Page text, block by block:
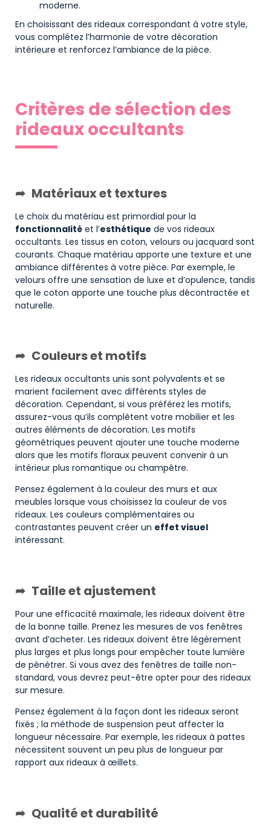
moderne.
En choisissant des rideaux correspondant à votre style,
vous complétez l’harmonie de votre décoration
intérieure et renforcez l’ambiance de la pièce.
Critères de sélection des
rideaux occultants
Matériaux et textures
Le choix du matériau est primordial pour la
fonctionnalité et l’esthétique de vos rideaux
occultants. Les tissus en coton, velours ou jacquard sont
courants. Chaque matériau apporte une texture et une
ambiance différentes à votre pièce. Par exemple, le
velours offre une sensation de luxe et d’opulence, tandis
que le coton apporte une touche plus décontractée et
naturelle.
Couleurs et motifs
Les rideaux occultants unis sont polyvalents et se
marient facilement avec différents styles de
décoration. Cependant, si vous préférez les motifs,
assurez-vous qu’ils complètent votre mobilier et les
autres éléments de décoration. Les motifs
géométriques peuvent ajouter une touche moderne
alors que les motifs floraux peuvent convenir à un
intérieur plus romantique ou champêtre.
Pensez également à la couleur des murs et aux
meubles lorsque vous choisissez la couleur de vos
rideaux. Les couleurs complémentaires ou
contrastantes peuvent créer un effet visuel
intéressant.
Taille et ajustement
Pour une efficacité maximale, les rideaux doivent être
de la bonne taille. Prenez les mesures de vos fenêtres
avant d’acheter. Les rideaux doivent être légèrement
plus larges et plus longs pour empêcher toute lumière
de pénétrer. Si vous avez des fenêtres de taille non-
standard, vous devrez peut-être opter pour des rideaux
sur mesure.
Pensez également à la façon dont les rideaux seront
fixés ; la méthode de suspension peut affecter la
longueur nécessaire. Par exemple, les rideaux à pattes
nécessitent souvent un peu plus de longueur par
rapport aux rideaux à œillets.
Qualité et durabilité